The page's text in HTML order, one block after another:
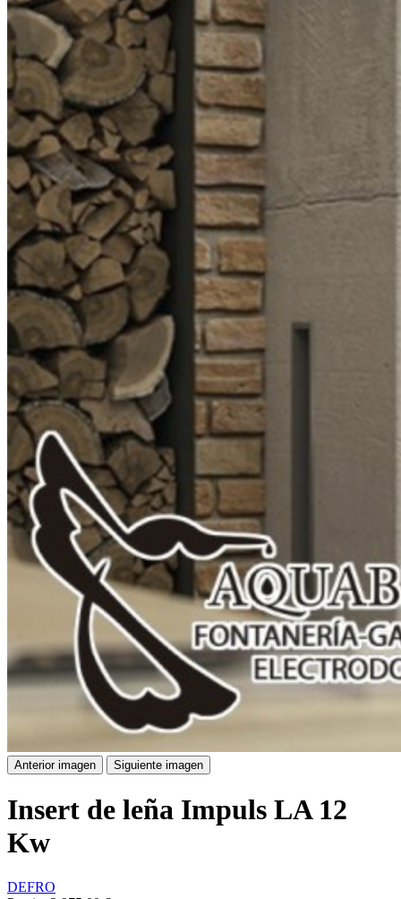
Anterior imagen Siguiente imagen
Insert de leña Impuls LA 12
Kw
DEFRO